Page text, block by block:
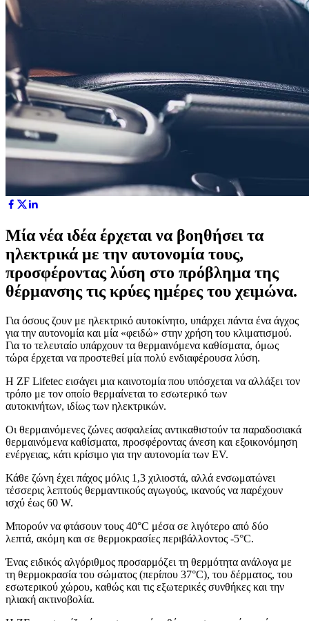
Μία νέα ιδέα έρχεται να βοηθήσει τα
ηλεκτρικά με την αυτονομία τους,
προσφέροντας λύση στο πρόβλημα της
θέρμανσης τις κρύες ημέρες του χειμώνα.
Για όσους ζουν με ηλεκτρικό αυτοκίνητο, υπάρχει πάντα ένα άγχος
για την αυτονομία και μία «φειδώ» στην χρήση του κλιματισμού.
Για το τελευταίο υπάρχουν τα θερμαινόμενα καθίσματα, όμως
τώρα έρχεται να προστεθεί μία πολύ ενδιαφέρουσα λύση.
Η ZF Lifetec εισάγει μια καινοτομία που υπόσχεται να αλλάξει τον
τρόπο με τον οποίο θερμαίνεται το εσωτερικό των
αυτοκινήτων, ιδίως των ηλεκτρικών.
Οι θερμαινόμενες ζώνες ασφαλείας αντικαθιστούν τα παραδοσιακά
θερμαινόμενα καθίσματα, προσφέροντας άνεση και εξοικονόμηση
ενέργειας, κάτι κρίσιμο για την αυτονομία των EV.
Κάθε ζώνη έχει πάχος μόλις 1,3 χιλιοστά, αλλά ενσωματώνει
τέσσερις λεπτούς θερμαντικούς αγωγούς, ικανούς να παρέχουν
ισχύ έως 60 W.
Μπορούν να φτάσουν τους 40°C μέσα σε λιγότερο από δύο
λεπτά, ακόμη και σε θερμοκρασίες περιβάλλοντος -5°C.
Ένας ειδικός αλγόριθμος προσαρμόζει τη θερμότητα ανάλογα με
τη θερμοκρασία του σώματος (περίπου 37°C), του δέρματος, του
εσωτερικού χώρου, καθώς και τις εξωτερικές συνθήκες και την
ηλιακή ακτινοβολία.